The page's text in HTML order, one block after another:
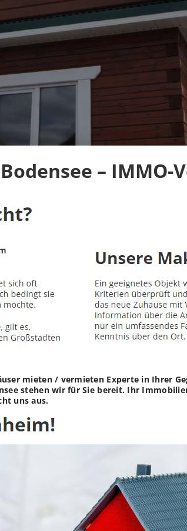
– IMMO-
mieten / vermieten Experte in Ihrer
stehen wir für Sie bereit. Ihr
uns aus.